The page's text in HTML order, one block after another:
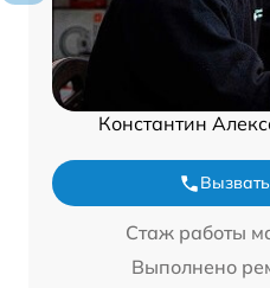
Константин
Стаж работы
Выполнено